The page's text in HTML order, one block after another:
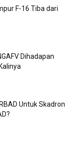
F-16 Tiba dari
Dihadapan
Untuk Skadron